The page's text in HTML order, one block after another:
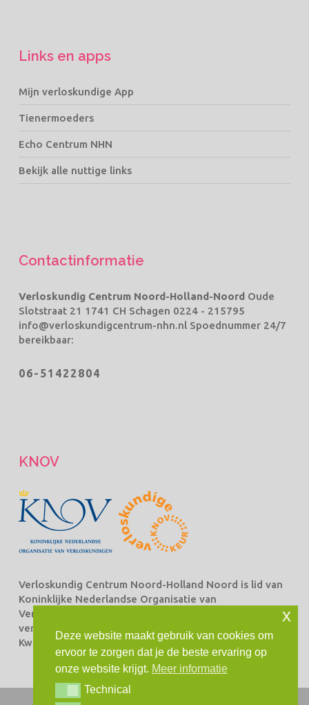
Links en apps
Mijn verloskundige App
Tienermoeders
Echo Centrum NHN
Bekijk alle nuttige links
Contactinformatie
Verloskundig Centrum Noord-Holland-Noord Oude
Slotstraat 21 1741 CH Schagen 0224 - 215795
info@verloskundigcentrum-nhn.nlSpoednummer 24/7
bereikbaar:
06-51422804
KNOV
Verloskundig Centrum Noord-Holland Noord is lid van
Koninklijke Nederlandse Organisatie van
Verloskundigen Beroepsorganisatie van en voor
verloskundigen (KNOV) en staat ingeschreven bij het
Kwaliteitsregister Verloskundingen.
Deze website maakt gebruik van cookies om
ervoor te zorgen dat je de beste ervaring op
onze website krijgt. Meer informatie
TechnicalTechnical
x